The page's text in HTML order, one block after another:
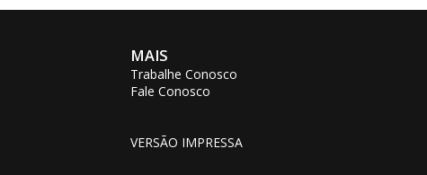
MAIS
Trabalhe Conosco
Fale Conosco
VERSÃO IMPRESSA